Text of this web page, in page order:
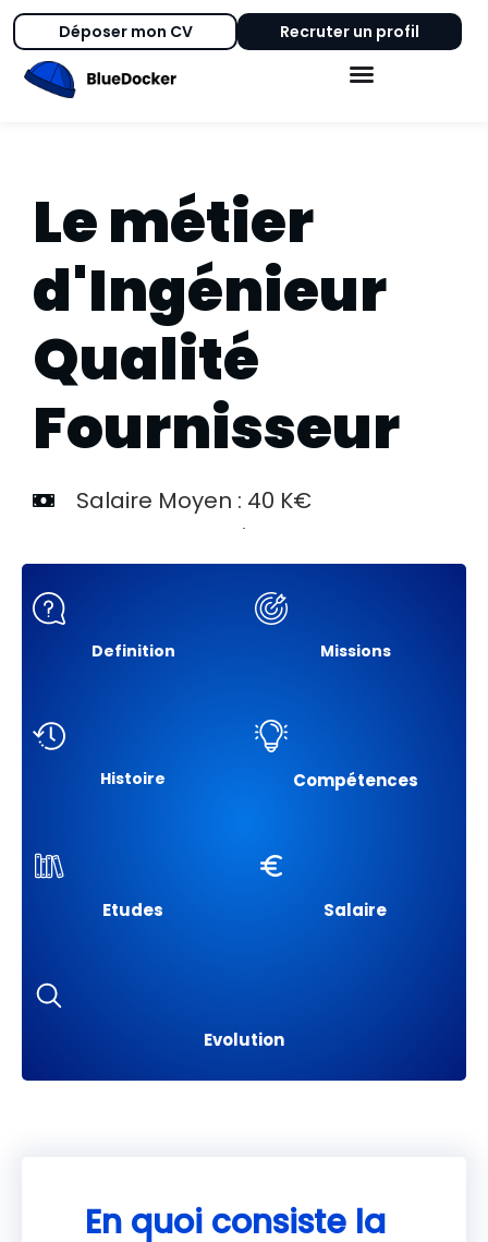
Déposer mon CV Recruter un profil
Le métier
d'Ingénieur
Qualité
Fournisseur
Salaire Moyen : 40 K€
Definition Missions
Histoire Compétences
Etudes Salaire
Evolution
En quoi consiste la